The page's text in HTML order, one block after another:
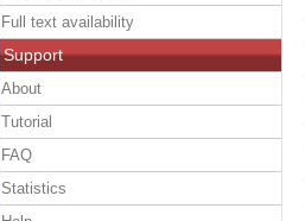
Full text availability
Support
About
Tutorial
FAQ
Statistics